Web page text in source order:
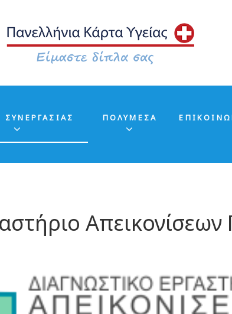
ΣΥΝΕΡΓΑΣΙΑΣ ΠΟΛΥΜΕΣΑ